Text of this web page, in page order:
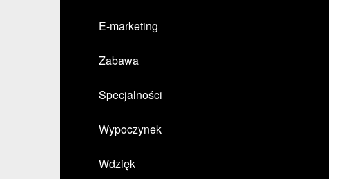
E-marketing
Zabawa
Specjalności
Wypoczynek
Wdzięk